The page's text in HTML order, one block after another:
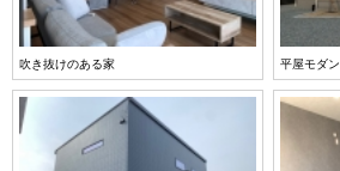
吹き抜けのある家 平屋モダン